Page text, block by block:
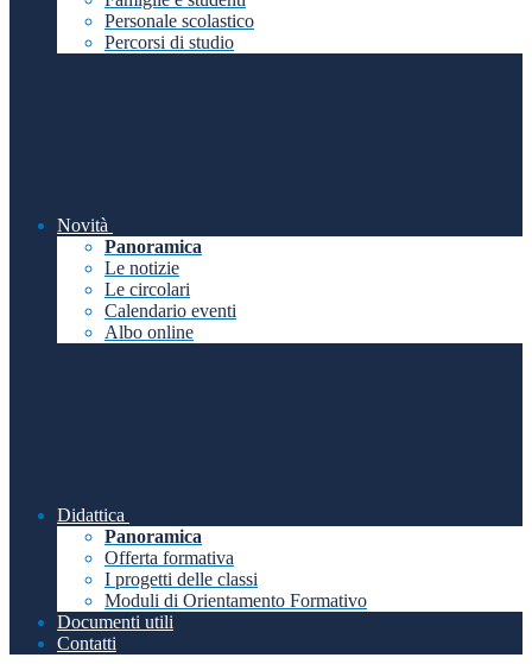
Personale scolastico
Percorsi di studio
Novità
Panoramica
Le notizie
Le circolari
Calendario eventi
Albo online
Didattica
Panoramica
Offerta formativa
I progetti delle classi
Moduli di Orientamento Formativo
Documenti utili
Contatti